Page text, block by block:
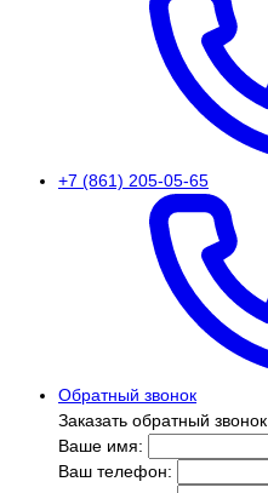
+7 (861) 205-05-65
Обратный звонок
Заказать обратный звонок
Ваше имя:
Ваш телефон: